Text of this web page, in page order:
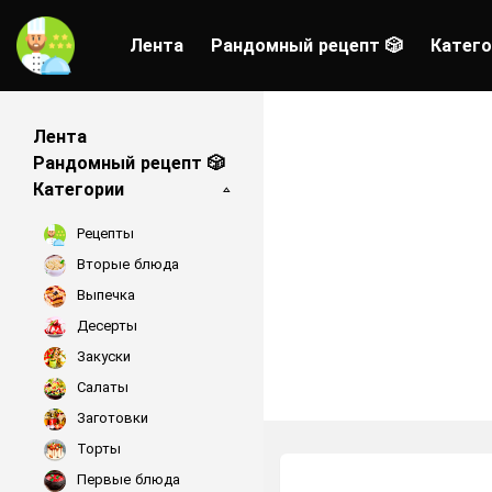
Лента Рандомный рецепт 🎲
Лента
Рандомный рецепт 🎲
Категории
Рецепты
Вторые блюда
Выпечка
Десерты
Закуски
Салаты
Заготовки
Торты
Первые блюда